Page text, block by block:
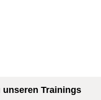
unseren Trainings